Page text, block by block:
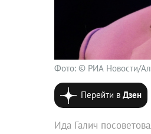
Фото: © РИА Новости/
Перейти вДзен
Ида Галич